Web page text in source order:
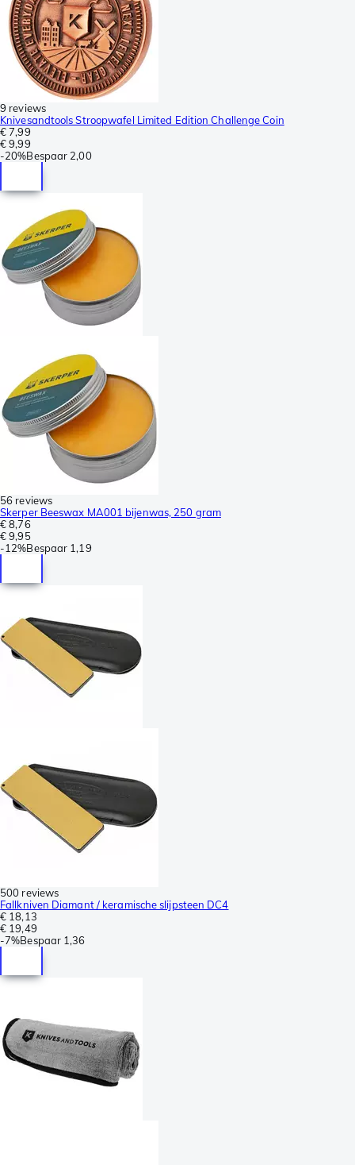
9 reviews
Knivesandtools Stroopwafel Limited Edition Challenge Coin
€ 7,99
€ 9,99
-20%Bespaar 2,00
56 reviews
Skerper Beeswax MA001 bijenwas, 250 gram
€ 8,76
€ 9,95
-12%Bespaar 1,19
500 reviews
Fallkniven Diamant / keramische slijpsteen DC4
€ 18,13
€ 19,49
-7%Bespaar 1,36